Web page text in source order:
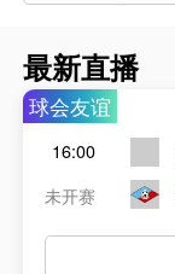
最新直播
球会友谊
16:00
未开赛